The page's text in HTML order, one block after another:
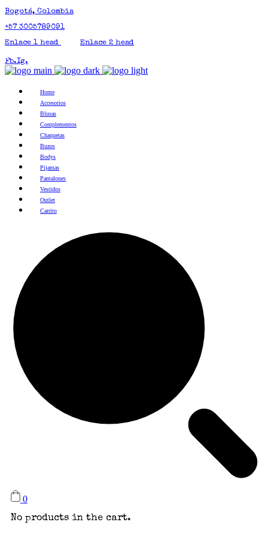
Bogotá, Colombia
+57 3005789091
Enlace 1 head
Enlace 2 head
Fb.Ig.
Home
Accesorios
Blusas
Complementos
Chaquetas
Buzos
Bodys
Pijamas
Pantalones
Vestidos
Outlet
Carrito
0
No products in the cart.